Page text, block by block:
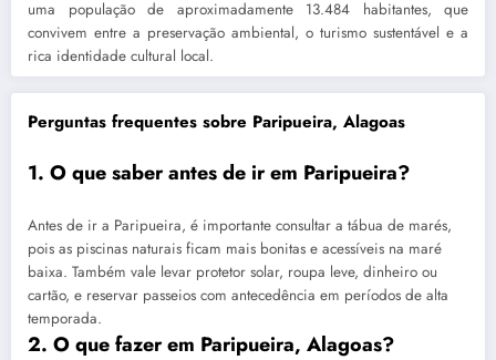
uma população de aproximadamente 13.484 habitantes, que
convivem entre a preservação ambiental, o turismo sustentável e a
rica identidade cultural local.
Perguntas frequentes sobre Paripueira, Alagoas
1. O que saber antes de ir em Paripueira?
Antes de ir a Paripueira, é importante consultar a tábua de marés,
pois as piscinas naturais ficam mais bonitas e acessíveis na maré
baixa. Também vale levar protetor solar, roupa leve, dinheiro ou
cartão, e reservar passeios com antecedência em períodos de alta
temporada.
2. O que fazer em Paripueira, Alagoas?